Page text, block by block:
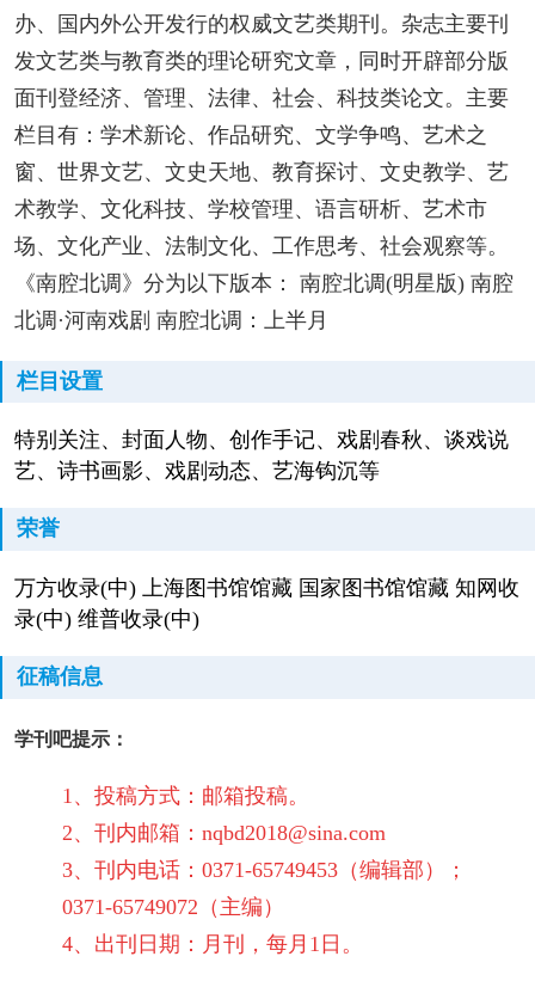
办、国内外公开发行的权威文艺类期刊。杂志主要刊
发文艺类与教育类的理论研究文章，同时开辟部分版
面刊登经济、管理、法律、社会、科技类论文。主要
栏目有：学术新论、作品研究、文学争鸣、艺术之
窗、世界文艺、文史天地、教育探讨、文史教学、艺
术教学、文化科技、学校管理、语言研析、艺术市
场、文化产业、法制文化、工作思考、社会观察等。
《南腔北调》分为以下版本： 南腔北调(明星版) 南腔
北调·河南戏剧 南腔北调：上半月
栏目设置
特别关注、封面人物、创作手记、戏剧春秋、谈戏说
艺、诗书画影、戏剧动态、艺海钩沉等
荣誉
万方收录(中) 上海图书馆馆藏 国家图书馆馆藏 知网收
录(中) 维普收录(中)
征稿信息
学刊吧提示：
1、投稿方式：邮箱投稿。
2、刊内邮箱：nqbd2018@sina.com
3、刊内电话：0371-65749453（编辑部）；
0371-65749072（主编）
4、出刊日期：月刊，每月1日。